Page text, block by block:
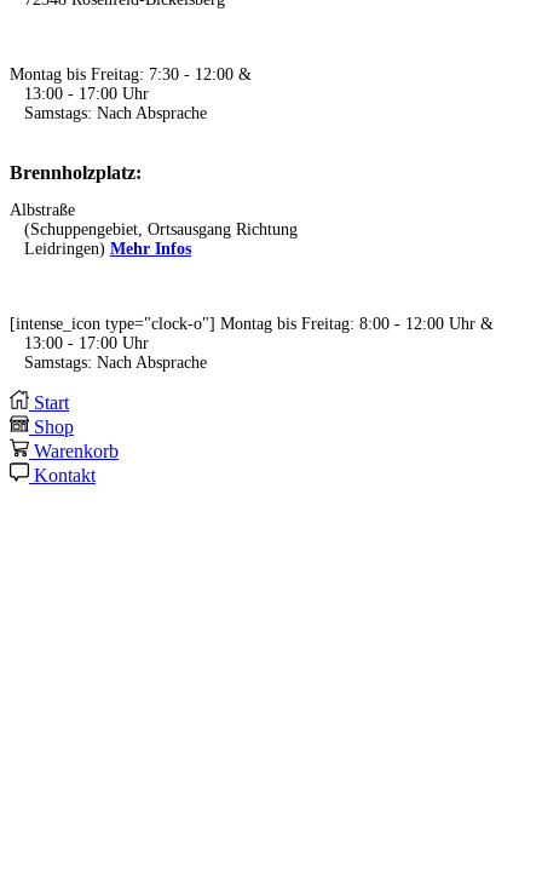
Montag bis Freitag: 7:30 - 12:00 &
13:00 - 17:00 Uhr
Samstags: Nach Absprache
Brennholzplatz:
Albstraße
(Schuppengebiet, Ortsausgang Richtung
Leidringen) Mehr Infos
[intense_icon type="clock-o"] Montag bis Freitag: 8:00 - 12:00 Uhr &
13:00 - 17:00 Uhr
Samstags: Nach Absprache
Start
Shop
Warenkorb
Kontakt